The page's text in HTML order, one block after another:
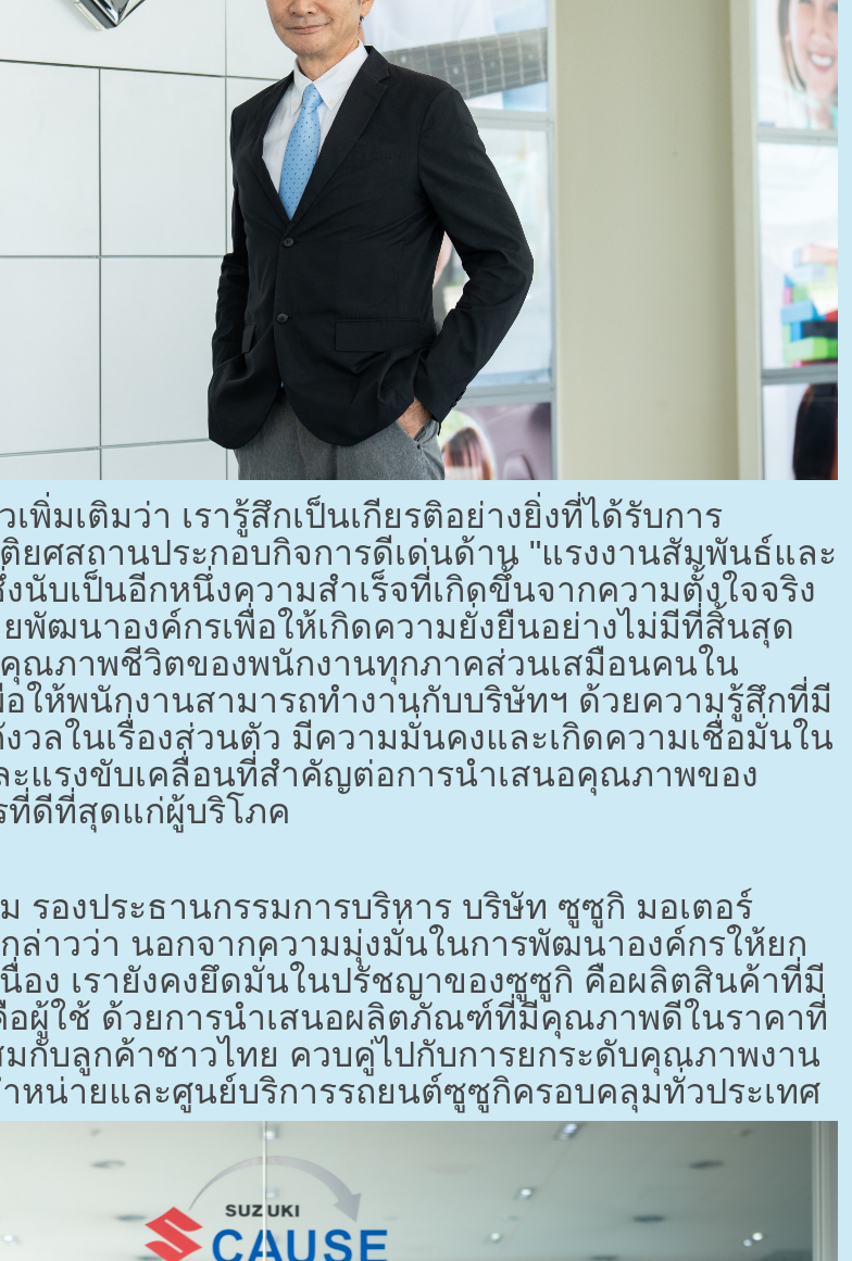
พิ่มเติมว่า เรารู้สึกเป็นเกียรติอย่างยิ่งที่ได้รับการ
ยศสถานประกอบกิจการดีเด่นด้าน "แรงงานสัมพันธ์และ
นับเป็นอีกหนึ่งความสำเร็จที่เกิดขึ้นจากความตั้งใจจริง
พัฒนาองค์กรเพื่อให้เกิดความยั่งยืนอย่างไม่มีที่สิ้นสุด
คุณภาพชีวิตของพนักงานทุกภาคส่วนเสมือนคนใน
อให้พนักงานสามารถทำงานกับบริษัทฯ ด้วยความรู้สึกที่มี
วลในเรื่องส่วนตัว มีความมั่นคงและเกิดความเชื่อมั่นใน
ะแรงขับเคลื่อนที่สำคัญต่อการนำเสนอคุณภาพของ
ดีที่สุดแก่ผู้บริโภค
รองประธานกรรมการบริหาร บริษัท ซูซูกิ มอเตอร์
ล่าวว่า นอกจากความมุ่งมั่นในการพัฒนาองค์กรให้ยก
อง เรายังคงยึดมั่นในปรัชญาของซูซูกิ คือผลิตสินค้าที่มี
อผู้ใช้ ด้วยการนำเสนอผลิตภัณฑ์ที่มีคุณภาพดีในราคาที่
มกับลูกค้าชาวไทย ควบคู่ไปกับการยกระดับคุณภาพงาน
หน่ายและศูนย์บริการรถยนต์ซูซูกิครอบคลุมทั่วประเทศ